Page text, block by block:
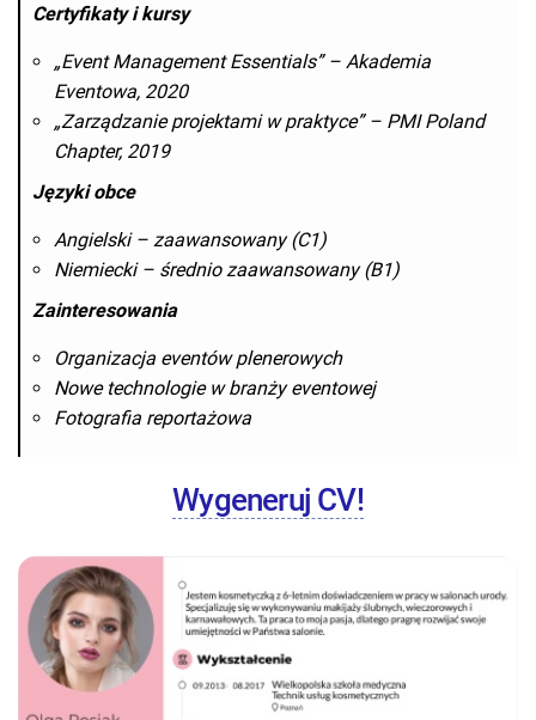
Certyfikaty i kursy
„Event Management Essentials” – Akademia
Eventowa, 2020
„Zarządzanie projektami w praktyce” – PMI Poland
Chapter, 2019
Języki obce
Angielski – zaawansowany (C1)
Niemiecki – średnio zaawansowany (B1)
Zainteresowania
Organizacja eventów plenerowych
Nowe technologie w branży eventowej
Fotografia reportażowa
Wygeneruj CV!